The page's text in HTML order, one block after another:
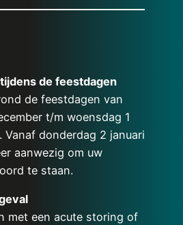
de feestdagen
de feestdagen van
t/m woensdag 1
Vanaf donderdag 2 januari
aanwezig om uw
te staan.
met een acute storing of